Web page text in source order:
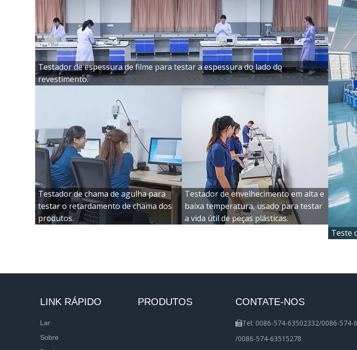
Testador de espessura de filme para testar a espessura do lado do
revestimento.
Testador de chama de agulha para
testar o retardamento de chama dos
produtos.
Testador de envelhecimento em alta e
baixa temperatura, usado para testar
a vida útil de peças plásticas.
Teste
LINK RÁPIDO
Lar
Sobre
PRODUTOS CONTATE-NOS
Tel: 0086-574-63502332/0086-574-
/0086-574-63515278